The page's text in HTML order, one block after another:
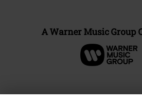
A Warner Music Group